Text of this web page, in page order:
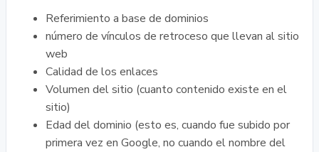
Referimiento a base de dominios
número de vínculos de retroceso que llevan al sitio
web
Calidad de los enlaces
Volumen del sitio (cuanto contenido existe en el
sitio)
Edad del dominio (esto es, cuando fue subido por
primera vez en Google, no cuando el nombre del